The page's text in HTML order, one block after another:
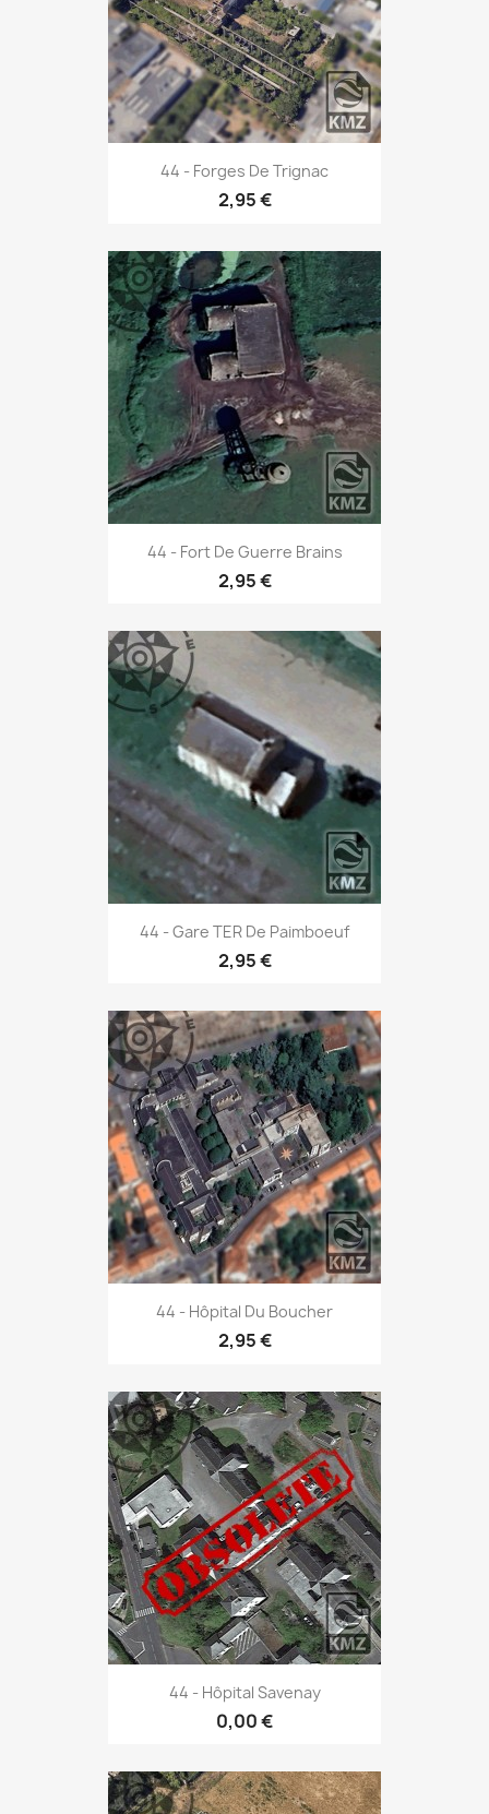
44 - Forges De Trignac
2,95 €
44 - Fort De Guerre Brains
2,95 €
44 - Gare TER De Paimboeuf
2,95 €
44 - Hôpital Du Boucher
2,95 €
44 - Hôpital Savenay
0,00 €